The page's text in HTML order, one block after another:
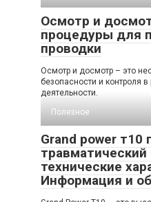
Осмотр и
процедуры для
проводки
Осмотр и досмотр – это
безопасности и контроля
деятельности.
Полезное
Grand power т10
технические
Информация и